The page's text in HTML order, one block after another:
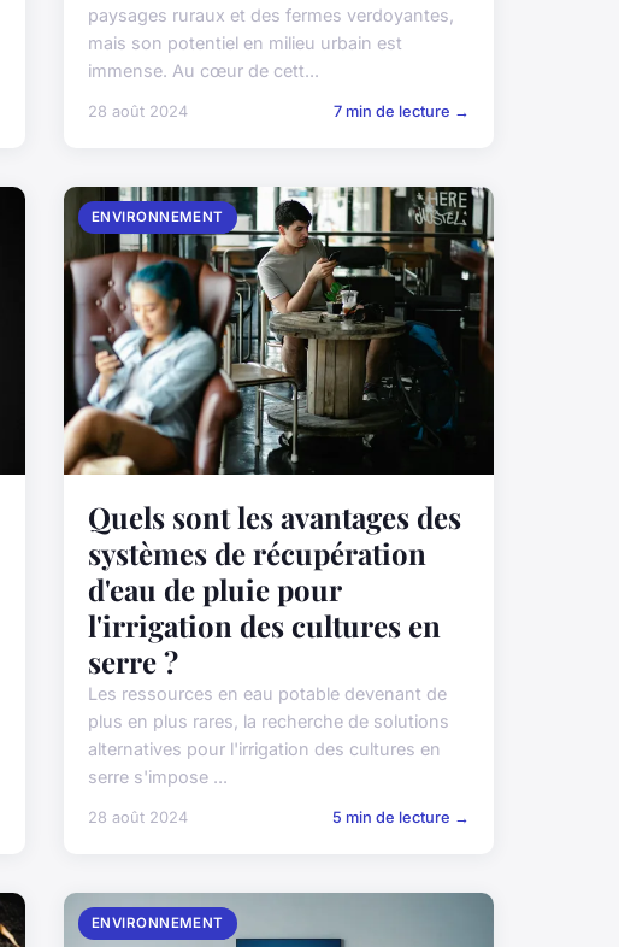
paysages ruraux et des fermes verdoyantes,
mais son potentiel en milieu urbain est
immense. Au cœur de cett...
28 août 2024 7 min de lecture →
ENVIRONNEMENT
Quels sont les avantages des
systèmes de récupération
d'eau de pluie pour
l'irrigation des cultures en
serre ?
Les ressources en eau potable devenant de
plus en plus rares, la recherche de solutions
alternatives pour l'irrigation des cultures en
serre s'impose ...
28 août 2024 5 min de lecture →
ENVIRONNEMENT